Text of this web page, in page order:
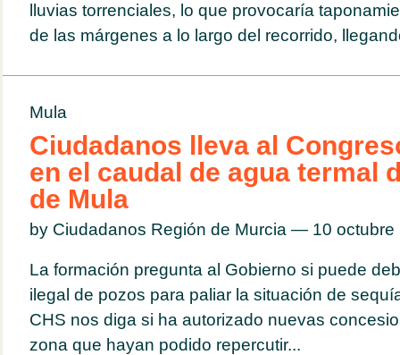
lluvias torrenciales, lo que provocaría
de las márgenes a lo largo del recorrido,
Mula
Ciudadanos lleva al
en el caudal de agua termal
de Mula
by Ciudadanos Región de Murcia — 10
La formación pregunta al Gobierno si puede
ilegal de pozos para paliar la situación de
CHS nos diga si ha autorizado nuevas
zona que hayan podido repercutir...